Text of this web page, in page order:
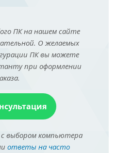
ПК на нашем сайте
О желаемых
ПК вы можете
при оформлении
выбором компьютера
ответы на часто